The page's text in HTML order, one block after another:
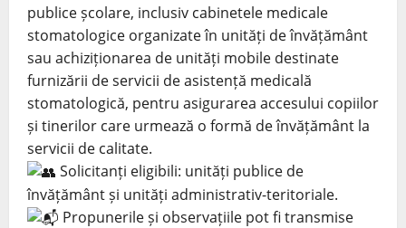
publice școlare, inclusiv cabinetele medicale
stomatologice organizate în unități de învățământ
sau achiziționarea de unități mobile destinate
furnizării de servicii de asistență medicală
stomatologică, pentru asigurarea accesului copiilor
și tinerilor care urmează o formă de învățământ la
servicii de calitate.
Solicitanți eligibili: unități publice de
învățământ și unități administrativ-teritoriale.
Propunerile și observațiile pot fi transmise